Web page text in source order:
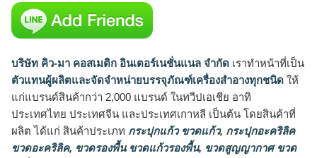
บริษัท คิว-มา คอสเมติก อินเตอร์เนชั่นแนล จำกัด เราทำหน้าที่เป็น
ตัวแทนผู้ผลิตและจัดจำหน่ายบรรจุภัณฑ์เครื่องสำอางทุกชนิด ให้
แก่แบรนด์สินค้ากว่า 2,000 แบรนด์ ในทวีปเอเชีย อาทิ
ประเทศไทย ประเทศจีน และประเทศเกาหลี เป็นต้น โดยสินค้าที่
ผลิต ได้แก่ สินค้าประเภท กระปุกแก้ว ขวดแก้ว, กระปุกอะคริลิค
ขวดอะคริลิค, ขวดรองพื้น ขวดแก้วรองพื้น, ขวดสูญญากาศ ขวด